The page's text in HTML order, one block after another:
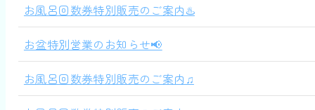
お風呂回数券特別販売のご案内♨️
お盆特別営業のお知らせ📢
お風呂回数券特別販売のご案内♫